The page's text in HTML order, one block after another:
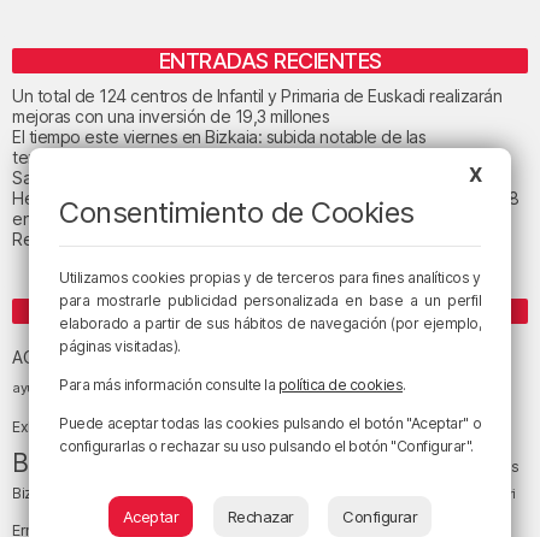
ENTRADAS RECIENTES
Un total de 124 centros de Infantil y Primaria de Euskadi realizarán
mejoras con una inversión de 19,3 millones
El tiempo este viernes en Bizkaia: subida notable de las
temperaturas máximas
San Juan de Gaztelugatxe cerrará el día del eclipse
Heridas dos personas en un accidente entre tres vehículos en la A8
en Muskiz
Recuperado el cuerpo sin vida de una mujer en la ría de Bilbao
ETIQUETAS
ACB Athletic Club Athletic Club de Bilbao
ayuntamiento de Bilbao baloncesto Barakaldo Basauri BEC (Bilbao
Exhibition Center) BilbaoBilbao Basket Bizkaia
Bizkaia y sus comarcas cultura
Cáritas
Bizkaia
Diócesis de Bilbao Enkarterri
Ernesto Valverde Ertzaintza Euskadi (País Vasco)
X
Consentimiento de Cookies
Utilizamos cookies propias y de terceros para fines analíticos y
para mostrarle publicidad personalizada en base a un perfil
elaborado a partir de sus hábitos de navegación (por ejemplo,
páginas visitadas).
Para más información consulte la política de cookies.
Puede aceptar todas las cookies pulsando el botón "Aceptar" o
configurarlas o rechazar su uso pulsando el botón "Configurar".
Aceptar Rechazar Configurar